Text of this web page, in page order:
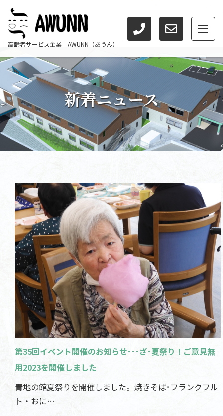
高齢者サービス企業「AWUNN（あうん）」
新着ニュース
第35回イベント開催のお知らせ･･･ざ･夏祭り！ご意見無
用2023を開催しました
青地の館夏祭りを開催しました。焼きそば･フランクフル
ト・おに…